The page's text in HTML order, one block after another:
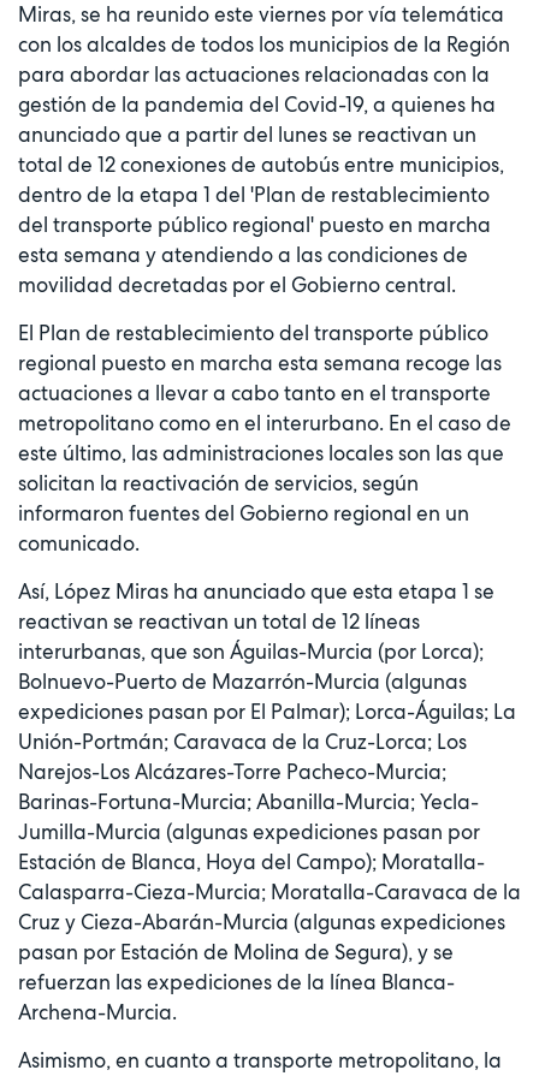
Miras, se ha reunido este viernes por vía telemática
con los alcaldes de todos los municipios de la Región
para abordar las actuaciones relacionadas con la
gestión de la pandemia del Covid-19, a quienes ha
anunciado que a partir del lunes se reactivan un
total de 12 conexiones de autobús entre municipios,
dentro de la etapa 1 del 'Plan de restablecimiento
del transporte público regional' puesto en marcha
esta semana y atendiendo a las condiciones de
movilidad decretadas por el Gobierno central.
El Plan de restablecimiento del transporte público
regional puesto en marcha esta semana recoge las
actuaciones a llevar a cabo tanto en el transporte
metropolitano como en el interurbano. En el caso de
este último, las administraciones locales son las que
solicitan la reactivación de servicios, según
informaron fuentes del Gobierno regional en un
comunicado.
Así, López Miras ha anunciado que esta etapa 1 se
reactivan se reactivan un total de 12 líneas
interurbanas, que son Águilas-Murcia (por Lorca);
Bolnuevo-Puerto de Mazarrón-Murcia (algunas
expediciones pasan por El Palmar); Lorca-Águilas; La
Unión-Portmán; Caravaca de la Cruz-Lorca; Los
Narejos-Los Alcázares-Torre Pacheco-Murcia;
Barinas-Fortuna-Murcia; Abanilla-Murcia; Yecla-
Jumilla-Murcia (algunas expediciones pasan por
Estación de Blanca, Hoya del Campo); Moratalla-
Calasparra-Cieza-Murcia; Moratalla-Caravaca de la
Cruz y Cieza-Abarán-Murcia (algunas expediciones
pasan por Estación de Molina de Segura), y se
refuerzan las expediciones de la línea Blanca-
Archena-Murcia.
Asimismo, en cuanto a transporte metropolitano, la